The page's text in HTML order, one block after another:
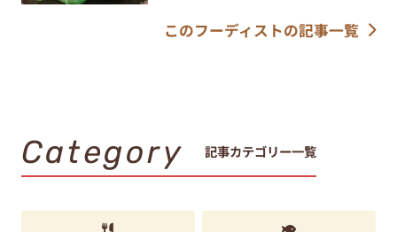
このフーディストの記事一覧
Category 記事カテゴリー一覧